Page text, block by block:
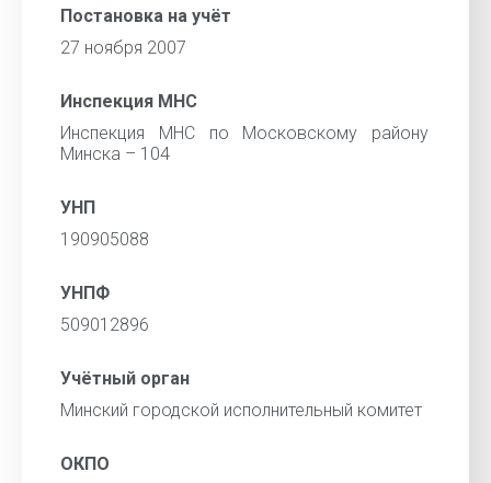
Постановка на учёт
27 ноября 2007
Инспекция МНС
Инспекция МНС по Московскому району
Минска – 104
УНП
190905088
УНПФ
509012896
Учётный орган
Минский городской исполнительный комитет
ОКПО